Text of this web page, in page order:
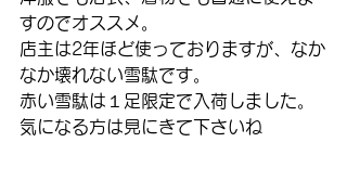
すのでオススメ。
店主は2年ほど使っておりますが、なか
なか壊れない雪駄です。
赤い雪駄は１足限定で入荷しました。
気になる方は見にきて下さいね